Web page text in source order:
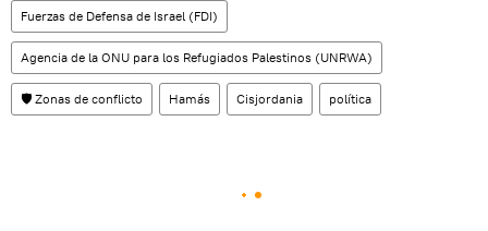
Fuerzas de Defensa de Israel (FDI)
Agencia de la ONU para los Refugiados Palestinos (UNRWA)
🛡️ Zonas de conflicto Hamás Cisjordania política